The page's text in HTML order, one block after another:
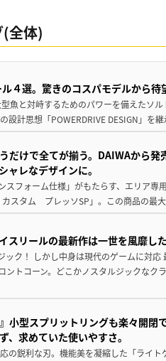
全体)
４選。驚きのコスパモデルから待
魚と対峙するためのパワーを備えたソ
設計思想「POWERDRIVE DESIGN」を
だけで全てが揃う。DAIWAから
ャレなデザインに。
スフォーム仕様」がもたらす、エリア専
カスタム プレッソSP」。この商品の最
スリールの最新作は一世を風靡し
ック！ しかし中身は現代のゲームに対応
ントコーン。どこかノスタルジックなク
小型スプリットリングも楽々開閉
、求めていた使いやすさ。
の鋭利な刃。機能美を凝縮した「ライ